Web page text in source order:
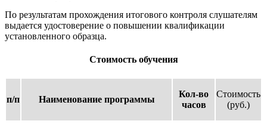
По результатам прохождения итогового контроля слушателям
выдается удостоверение о повышении квалификации
установленного образца.
Стоимость обучения
п/п Наименование программы
Кол-во
часов
Стоимость
(руб.)